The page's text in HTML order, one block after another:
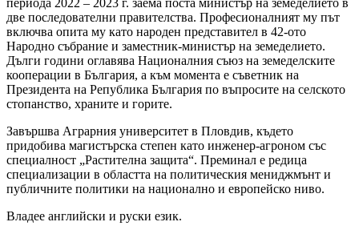
две последователни правителства. Професионалният му път
включва опита му като народен представител в 42-ото
Народно събрание и заместник-министър на земеделието.
Дълги години оглавява Националния съюз на земеделските
кооперации в България, а към момента е съветник на
Президента на Република България по въпросите на селското
стопанство, храните и горите.
Завършва Аграрния университет в Пловдив, където
придобива магистърска степен като инженер-агроном със
специалност „Растителна защита“. Преминал е редица
специализации в областта на политическия мениджмънт и
публичните политики на национално и европейско ниво.
Владее английски и руски език.